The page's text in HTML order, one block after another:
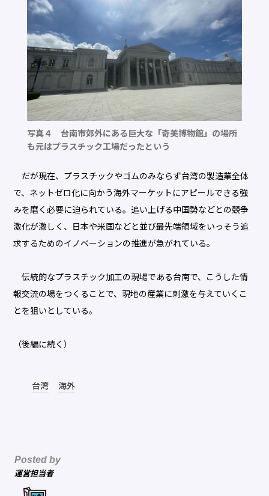
写真４ 台南市郊外にある巨大な「奇美博物館」の場所
も元はプラスチック工場だったという
だが現在、プラスチックやゴムのみならず台湾の製造業全体
で、ネットゼロ化に向かう海外マーケットにアピールできる強
みを磨く必要に迫られている。追い上げる中国勢などとの競争
激化が激しく、日本や米国などと並び最先端領域をいっそう追
求するためのイノベーションの推進が急がれている。
伝統的なプラスチック加工の現場である台南で、こうした情
報交流の場をつくることで、現地の産業に刺激を与えていくこ
とを狙いとしている。
（後編に続く）
台湾 海外
Posted by
運営担当者